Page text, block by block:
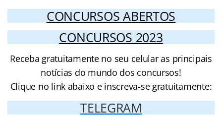
CONCURSOS ABERTOS
CONCURSOS 2023
Receba gratuitamente no seu celular as principais
notícias do mundo dos concursos!
Clique no link abaixo e inscreva-se gratuitamente:
TELEGRAM